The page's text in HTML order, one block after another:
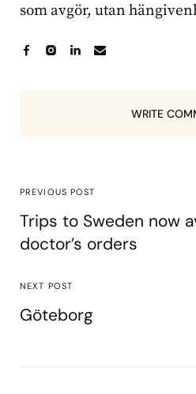
som avgör, utan
WRITE
PREVIOUS POST
Trips to Sweden now
doctor’s orders
NEXT POST
Göteborg